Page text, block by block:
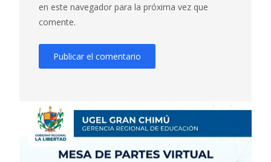
en este navegador para la próxima vez que
comente.